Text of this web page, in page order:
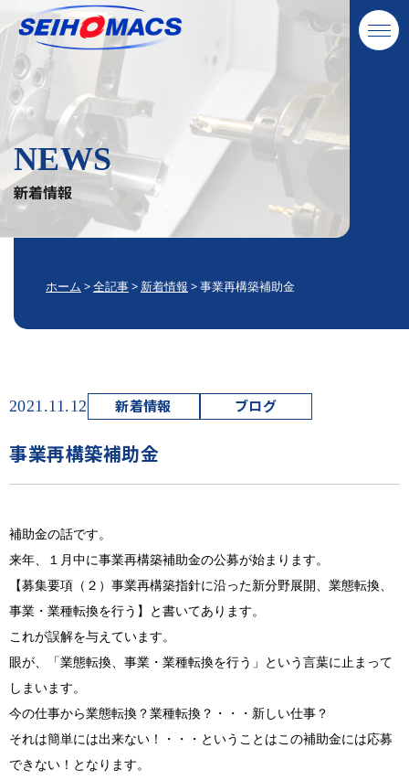
NEWS
新着情報
ホーム >全記事> 新着情報 >事業再構築補助金
2021.11.12 新着情報 ブログ
事業再構築補助金
補助金の話です。
来年、１月中に事業再構築補助金の公募が始まります。
【募集要項（２）事業再構築指針に沿った新分野展開、業態転換、
事業・業種転換を行う】と書いてあります。
これが誤解を与えています。
眼が、「業態転換、事業・業種転換を行う」という言葉に止まって
しまいます。
今の仕事から業態転換？業種転換？・・・新しい仕事？
それは簡単には出来ない！・・・ということはこの補助金には応募
できない！となります。